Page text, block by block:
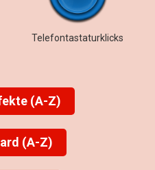
Telefontastaturklicks
(A-Z)
(A-Z)